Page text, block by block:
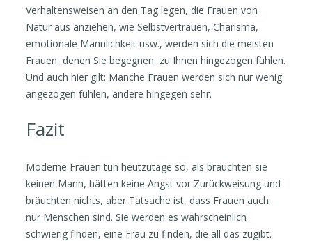
Verhaltensweisen an den Tag legen, die Frauen von
Natur aus anziehen, wie Selbstvertrauen, Charisma,
emotionale Männlichkeit usw., werden sich die meisten
Frauen, denen Sie begegnen, zu Ihnen hingezogen fühlen.
Und auch hier gilt: Manche Frauen werden sich nur wenig
angezogen fühlen, andere hingegen sehr.
Fazit
Moderne Frauen tun heutzutage so, als bräuchten sie
keinen Mann, hätten keine Angst vor Zurückweisung und
bräuchten nichts, aber Tatsache ist, dass Frauen auch
nur Menschen sind. Sie werden es wahrscheinlich
schwierig finden, eine Frau zu finden, die all das zugibt.